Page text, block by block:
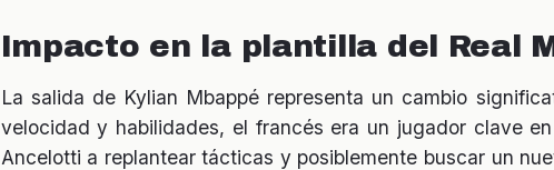
Impacto en la plantilla del Real
La salida de Kylian Mbappé representa un cambio
velocidad y habilidades, el francés era un jugador clave
Ancelotti a replantear tácticas y posiblemente buscar un